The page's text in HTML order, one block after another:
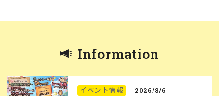
Information
イベント情報 2026/8/6